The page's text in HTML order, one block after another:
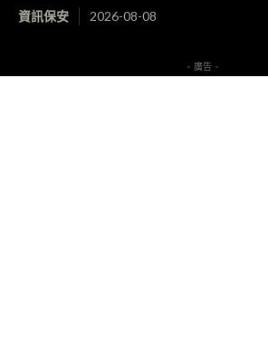
資訊保安 2026-08-08
- 廣告 -